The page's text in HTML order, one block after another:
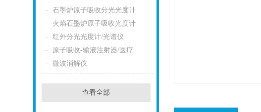
石墨炉原子吸收分光光度计
火焰石墨炉原子吸收光度计
红外分光光度计/光谱仪
原子吸收-输液注射器/医疗
微波消解仪
查看全部